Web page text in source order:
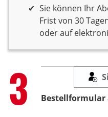
Sie können Ihr
Frist von 30
oder auf
Step
3 Bestellformular